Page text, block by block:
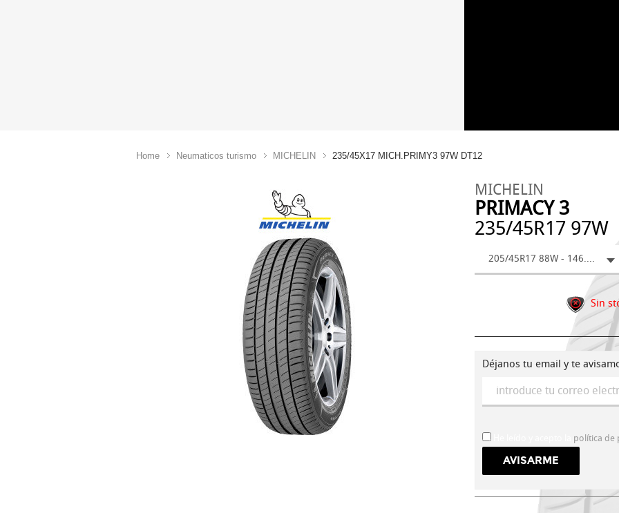
Home Neumaticos turismo MICHELIN 235/45X17 MICH.PRIMY3 97W DT12
MICHELIN
PRIMACY 3
235/45R17 97W
205/45R17 88W - 146.92 €
Sin
Déjanos tu email y te
política de